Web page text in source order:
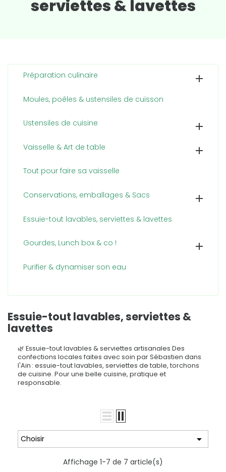
serviettes & lavettes
Préparation culinaire 
Moules, poêles & ustensiles de cuisson
Ustensiles de cuisine 
Vaisselle & Art de table 
Tout pour faire sa vaisselle
Conservations, emballages & Sacs 
Essuie-tout lavables, serviettes & lavettes
Gourdes, Lunch box & co ! 
Purifier & dynamiser son eau
Essuie-tout lavables, serviettes &
lavettes
🌿 Essuie-tout lavables & serviettes artisanales Des
confections locales faites avec soin par Sébastien dans
l'Ain : essuie-tout lavables, serviettes de table, torchons
de cuisine. Pour une belle cuisine, pratique et
responsable.
Choisir 
Affichage 1-7 de 7 article(s)